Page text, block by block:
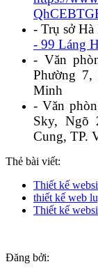
- Trụ sở
- 99 Láng
- Văn
Phường
Minh
- Văn
Sky, Ngõ
Cung, TP.
Thẻ bài viết:
Thiết kế
thiết kế web
Thiết kế
Đăng bởi: